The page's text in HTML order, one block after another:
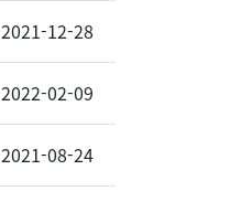
2021-12-28
2022-02-09
2021-08-24